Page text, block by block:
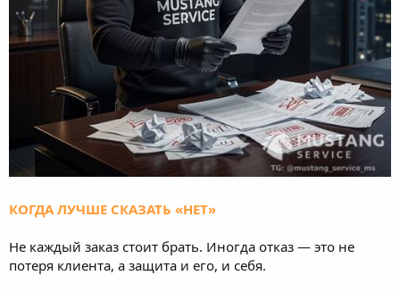
КОГДА ЛУЧШЕ СКАЗАТЬ «НЕТ»
Не каждый заказ стоит брать. Иногда отказ — это не
потеря клиента, а защита и его, и себя.